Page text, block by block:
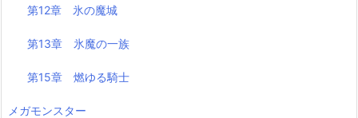
第12章 氷の魔城
第13章 氷魔の一族
第15章 燃ゆる騎士
メガモンスター